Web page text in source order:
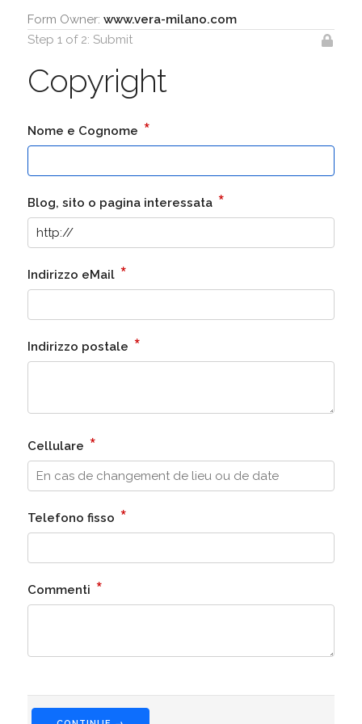
Form Owner: www.vera-milano.com
Step 1 of 2: Submit
Copyright
Nome e Cognome *
Blog, sito o pagina interessata *
Indirizzo eMail *
Indirizzo postale *
Cellulare *
Telefono fisso *
Commenti *